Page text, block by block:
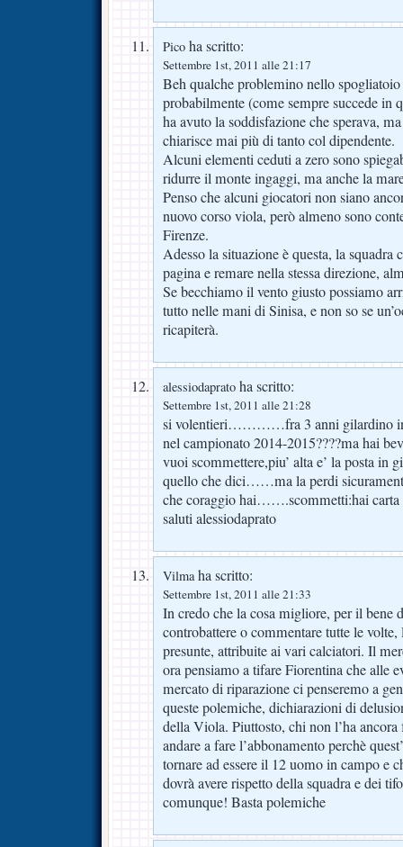
Pico ha scritto:
Settembre 1st, 2011 alle 21:17
Beh qualche problemino nello spogliatoio
probabilmente (come sempre succede in
ha avuto la soddisfazione che sperava,
chiarisce mai più di tanto col dipendente.
Alcuni elementi ceduti a zero sono
ridurre il monte ingaggi, ma anche la
Penso che alcuni giocatori non siano
nuovo corso viola, però almeno sono
Firenze.
Adesso la situazione è questa, la squadra
pagina e remare nella stessa direzione,
Se becchiamo il vento giusto possiamo
tutto nelle mani di Sinisa, e non so se
ricapiterà.
alessiodaprato ha scritto:
Settembre 1st, 2011 alle 21:28
si volentieri…………fra 3 anni gilardino in
nel campionato 2014-2015????ma hai
vuoi scommettere,piu’ alta e’ la posta in
quello che dici……ma la perdi
che coraggio hai…….scommetti:hai
saluti alessiodaprato
Vilmaha scritto:
Settembre 1st, 2011 alle 21:33
In credo che la cosa migliore, per il bene
controbattere o commentare tutte le
presunte, attribuite ai vari calciatori. Il
ora pensiamo a tifare Fiorentina che alle
mercato di riparazione ci penseremo a
queste polemiche, dichiarazioni di
della Viola. Piuttosto, chi non l’ha ancora
andare a fare l’abbonamento perchè
tornare ad essere il 12 uomo in campo e
dovrà avere rispetto della squadra e dei
comunque! Basta polemiche